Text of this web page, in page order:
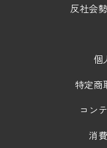
反社会
個
特定商
コン
消